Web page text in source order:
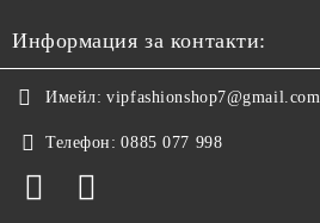
Информация за контакти:
Имейл: vipfashionshop7@gmail.com
Телефон: 0885 077 998